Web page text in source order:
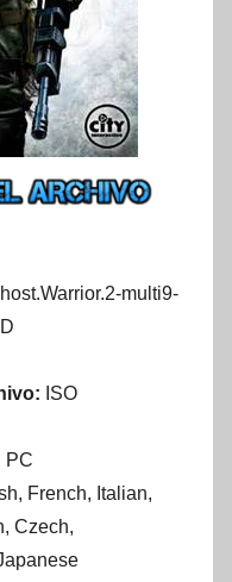
multi9-
ISO
PC
French, Italian,
Czech,